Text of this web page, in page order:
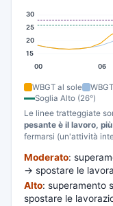
15
20
25
30
00 06
WBGT al sole
Soglia Alto (26°)
Le linee tratteggiate
pesante è il lavoro,
fermarsi (un'attività
Moderato:
→ spostare le
Alto: superamento
spostare le